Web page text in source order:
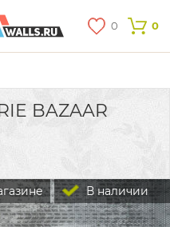
0 0
BAZAAR
В наличии